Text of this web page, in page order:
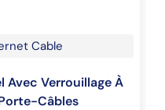
Cable
Avec Verrouillage À
Câbles